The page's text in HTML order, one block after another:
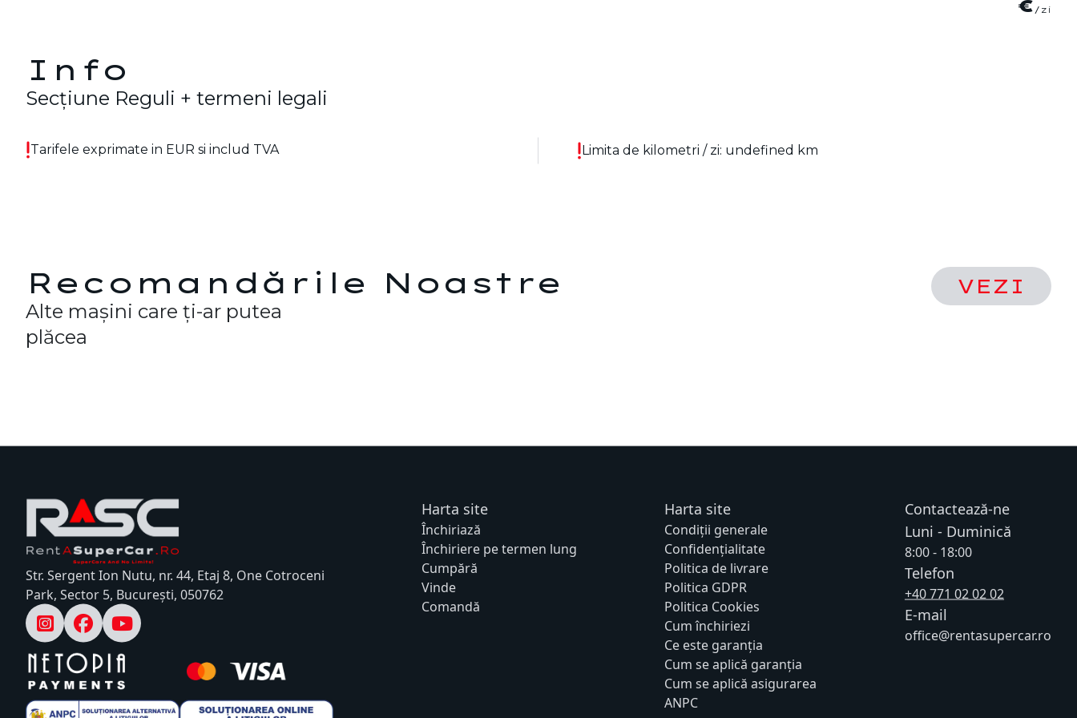
Info
Secțiune Reguli + termeni legali
Tarifele exprimate in EUR si includ TVA Limita de kilometri / zi: undefined km
Recomandările Noastre
Alte mașini care ți-ar putea
plăcea
VEZI
Str. Sergent Ion Nutu, nr. 44, Etaj 8, One Cotroceni
Park, Sector 5, București, 050762
Harta site
Închiriază
Închiriere pe termen lung
Cumpără
Vinde
Comandă
Harta site
Condiții generale
Confidențialitate
Politica de livrare
Politica GDPR
Politica Cookies
Cum închiriezi
Ce este garanția
Cum se aplică garanția
Cum se aplică asigurarea
ANPC
Contactează-ne
Luni - Duminică
8:00 - 18:00
Telefon
+40 771 02 02 02
E-mail
office@rentasupercar.ro